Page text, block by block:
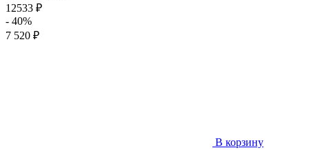
12533 ₽
- 40%
7 520 ₽
В корзину